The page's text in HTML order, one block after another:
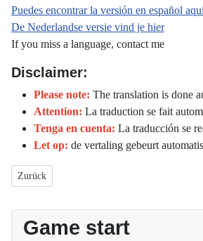
Puedes encontrar la versión en español
De Nederlandse versie vind je hier
If you miss a language, contact me
Disclaimer:
Please note: The translation is done
Attention: La traduction se fait
Tenga en cuenta: La traducción se
Let op: de vertaling gebeurt
Vorheriger Beitrag: Anregungen und Ideen
Zurück
Game start